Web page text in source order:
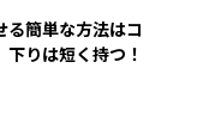
る簡単な方法はコ
りは短く持つ！